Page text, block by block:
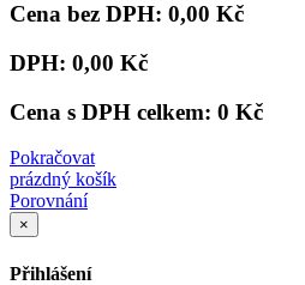
Cena bez DPH: 0,00 Kč
DPH: 0,00 Kč
Cena s DPH celkem: 0 Kč
Pokračovat
prázdný košík
Porovnání
×
Přihlášení